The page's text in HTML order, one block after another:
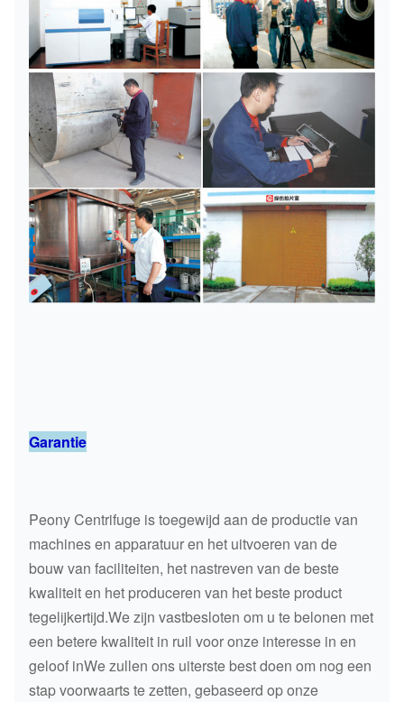
Garantie
Peony Centrifuge is toegewijd aan de productie van
machines en apparatuur en het uitvoeren van de
bouw van faciliteiten, het nastreven van de beste
kwaliteit en het produceren van het beste product
tegelijkertijd.We zijn vastbesloten om u te belonen met
een betere kwaliteit in ruil voor onze interesse in en
geloof inWe zullen ons uiterste best doen om nog een
stap voorwaarts te zetten, gebaseerd op onze